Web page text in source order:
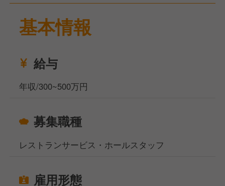
ホールスタッフの募集です。
ケーキやスイーツの販売とカフェでの食事も提供して
います。
ランチなどがあります。
業務内容は、商品管理、販売、お客様のご案内、オー
ダー対応、ドリンクや料理の提供などのサービス業務
お休みは週休2日制です。
基本情報
給与
年収/300~500万円
募集職種
レストランサービス・ホールスタッフ
雇用形態